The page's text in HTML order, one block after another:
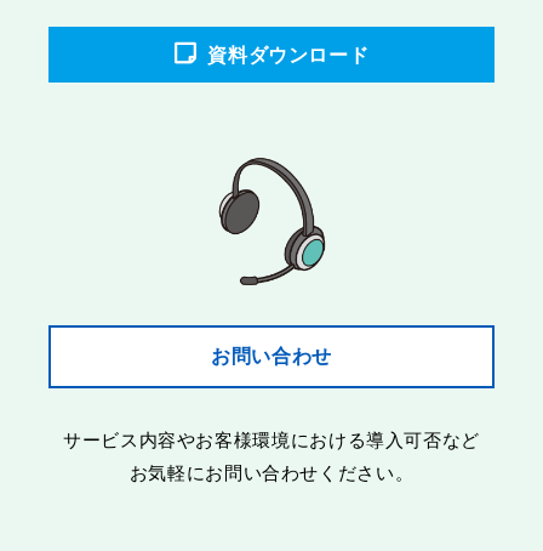
資料ダウンロード
お問い合わせ
サービス内容やお客様環境における導入可否など
お気軽にお問い合わせください。